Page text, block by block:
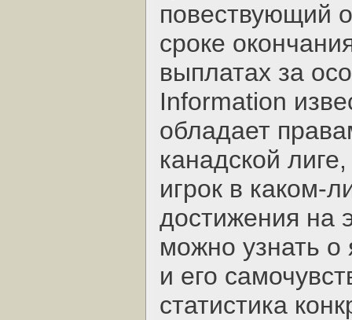
повествующий
сроке
выплатах за
Information
обладает
канадской
игрок в каком-
достижения на
можно узнать о
и его
статистика